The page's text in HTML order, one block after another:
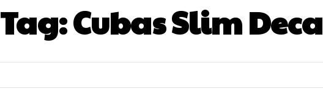
Tag:Cubas Slim Deca